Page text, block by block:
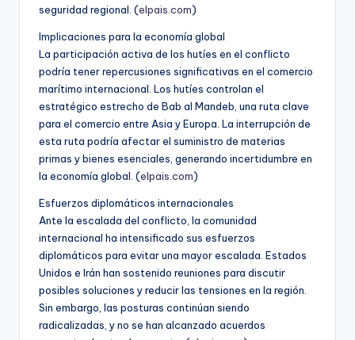
seguridad regional. (elpais.com)
Implicaciones para la economía global
La participación activa de los hutíes en el conflicto
podría tener repercusiones significativas en el comercio
marítimo internacional. Los hutíes controlan el
estratégico estrecho de Bab al Mandeb, una ruta clave
para el comercio entre Asia y Europa. La interrupción de
esta ruta podría afectar el suministro de materias
primas y bienes esenciales, generando incertidumbre en
la economía global. (elpais.com)
Esfuerzos diplomáticos internacionales
Ante la escalada del conflicto, la comunidad
internacional ha intensificado sus esfuerzos
diplomáticos para evitar una mayor escalada. Estados
Unidos e Irán han sostenido reuniones para discutir
posibles soluciones y reducir las tensiones en la región.
Sin embargo, las posturas continúan siendo
radicalizadas, y no se han alcanzado acuerdos